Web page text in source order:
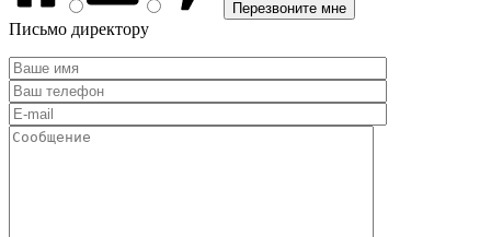
Письмо директору